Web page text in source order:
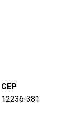
CEP
12236-381